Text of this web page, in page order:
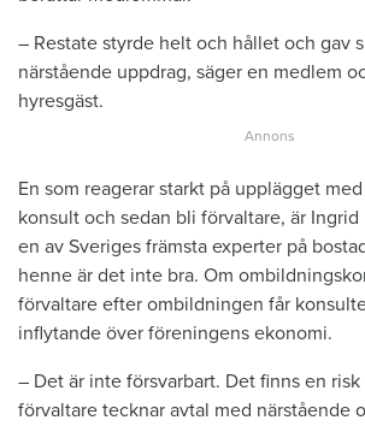
– Restate styrde helt och hållet och gav
närstående uppdrag, säger en medlem
hyresgäst.
En som reagerar starkt på upplägget
konsult och sedan bli förvaltare, är
en av Sveriges främsta experter på
henne är det inte bra. Om
förvaltare efter ombildningen får
inflytande över föreningens ekonomi.
– Det är inte försvarbart. Det finns en
förvaltare tecknar avtal med närstående